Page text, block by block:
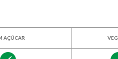
AÇÚCAR